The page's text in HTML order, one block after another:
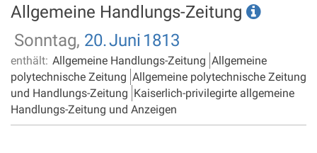
Allgemeine Handlungs-Zeitung
Sonntag, 20.Juni 1813
enthält: Allgemeine Handlungs-Zeitung Allgemeine
polytechnische Zeitung Allgemeine polytechnische Zeitung
und Handlungs-Zeitung Kaiserlich-privilegirte allgemeine
Handlungs-Zeitung und Anzeigen